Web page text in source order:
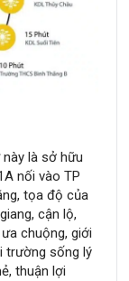
là sở hữu
nối vào TP
tọa độ của
cận lộ,
chuộng, giới
trường sống lý
thuận lợi